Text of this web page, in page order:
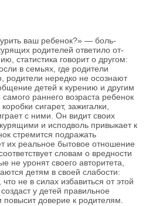
ваш ребенок?» — боль­
родителей ответило от­
статистика говорит о дру­гом:
в семьях, где родители
родители нередко не осознают
детей к курению и другим
раннего возраста ребенок
сигарет, зажигалки,
с ними. Он видит своих
и исподволь привыкает к
стремится подражать
их реальное бытовое отношение
словам о вредности
не уронят своего авторитета,
детям в своей слабости:
не в силах избавиться от этой
у детей пра­вильное
доверие к родителям.